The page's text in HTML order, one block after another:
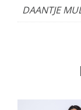
DAANTJE